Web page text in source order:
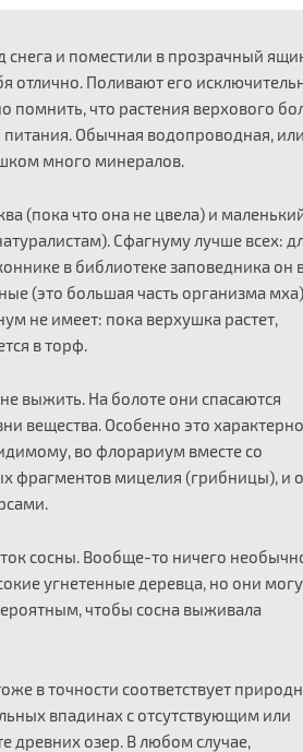
и поместили в прозрачный
отлично. Поливают его
помнить, что растения верхового
Обычная водопроводная, или
много минералов.
(пока что она не цвела) и
Сфагнуму лучше всех:
в библиотеке заповедника он
(это большая часть организма мха)
не имеет: пока верхушка растет,
в торф.
выжить. На болоте они спасаются
вещества. Особенно это
во флорариум вместе со
фрагментов мицелия (грибницы), и
сосны. Вообще-то ничего
угнетенные деревца, но они
чтобы сосна выживала
в точности соответствует
впадинах с отсутствующим или
древних озер. В любом случае,